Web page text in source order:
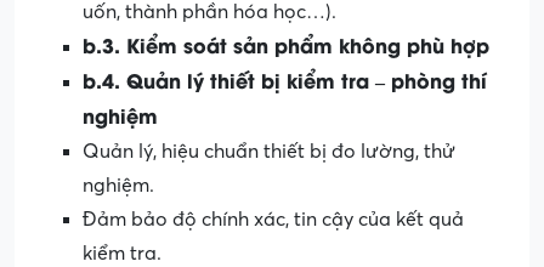
uốn, thành phần hóa học…).
b.3. Kiểm soát sản phẩm không phù hợp
b.4. Quản lý thiết bị kiểm tra – phòng thí
nghiệm
Quản lý, hiệu chuẩn thiết bị đo lường, thử
nghiệm.
Đảm bảo độ chính xác, tin cậy của kết quả
kiểm tra.